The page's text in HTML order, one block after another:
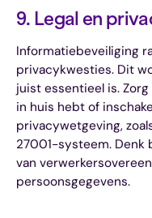
9. Legal en
Informatiebeveiliging
privacykwesties. Dit
juist essentieel is.
in huis hebt of
privacywetgeving,
27001-systeem. Denk
van
persoonsgegevens.